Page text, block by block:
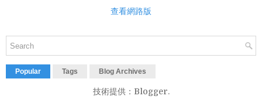
查看網路版
Popular Tags Blog Archives
技術提供： Blogger.